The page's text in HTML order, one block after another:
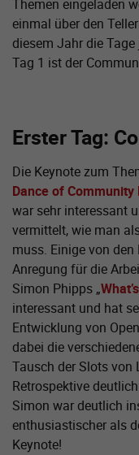
Themen eingeladen
einmal über den
diesem Jahr die
Tag 1 ist der
Erster Tag:
Die Keynote zum
Dance of
war sehr interessant
vermittelt, wie man
muss. Einige von
Anregung für die
Simon Phipps „
interessant und hat
Entwicklung von
dabei die
Tausch der Slots von
Retrospektive
Simon war deutlich
enthusiastischer als
Keynote!